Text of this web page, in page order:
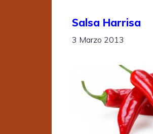
Salsa Harrisa
3 Marzo 2013